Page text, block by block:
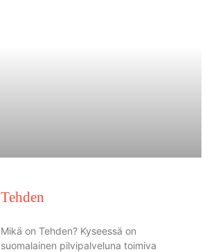
Tehden
Mikä on Tehden? Kyseessä on
suomalainen pilvipalveluna toimiva